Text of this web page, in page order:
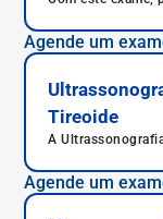
Agende um
Tireoide
A
tamanho, a
É indicada para
Agende um